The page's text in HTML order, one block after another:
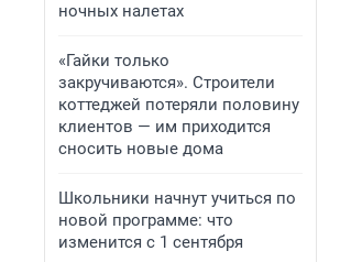
ночных налетах
«Гайки только
закручиваются». Строители
коттеджей потеряли половину
клиентов — им приходится
сносить новые дома
Школьники начнут учиться по
новой программе: что
изменится с 1 сентября